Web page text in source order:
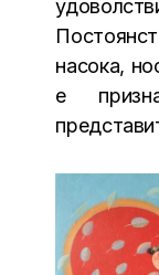
насока,
е